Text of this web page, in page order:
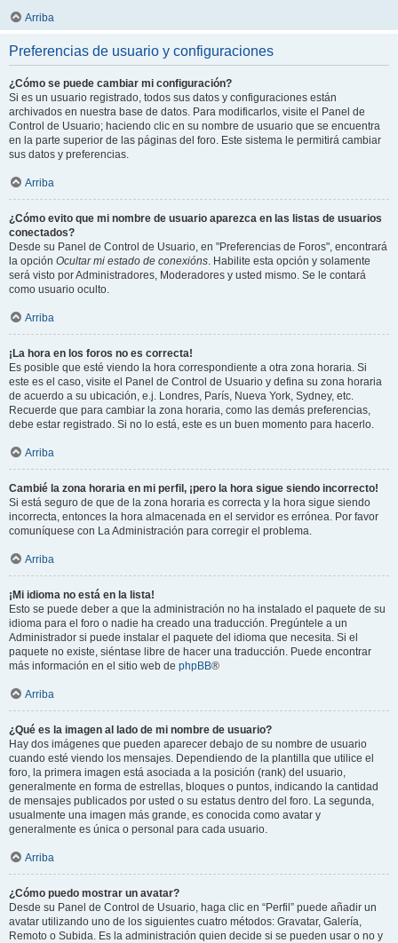
Arriba
Preferencias de usuario y configuraciones
¿Cómo se puede cambiar mi configuración?
Si es un usuario registrado, todos sus datos y configuraciones están
archivados en nuestra base de datos. Para modificarlos, visite el Panel de
Control de Usuario; haciendo clic en su nombre de usuario que se encuentra
en la parte superior de las páginas del foro. Este sistema le permitirá cambiar
sus datos y preferencias.
Arriba
¿Cómo evito que mi nombre de usuario aparezca en las listas de usuarios
conectados?
Desde su Panel de Control de Usuario, en "Preferencias de Foros", encontrará
la opción Ocultar mi estado de conexións. Habilite esta opción y solamente
será visto por Administradores, Moderadores y usted mismo. Se le contará
como usuario oculto.
Arriba
¡La hora en los foros no es correcta!
Es posible que esté viendo la hora correspondiente a otra zona horaria. Si
este es el caso, visite el Panel de Control de Usuario y defina su zona horaria
de acuerdo a su ubicación, e.j. Londres, París, Nueva York, Sydney, etc.
Recuerde que para cambiar la zona horaria, como las demás preferencias,
debe estar registrado. Si no lo está, este es un buen momento para hacerlo.
Arriba
Cambié la zona horaria en mi perfil, ¡pero la hora sigue siendo incorrecto!
Si está seguro de que de la zona horaria es correcta y la hora sigue siendo
incorrecta, entonces la hora almacenada en el servidor es errónea. Por favor
comuníquese con La Administración para corregir el problema.
Arriba
¡Mi idioma no está en la lista!
Esto se puede deber a que la administración no ha instalado el paquete de su
idioma para el foro o nadie ha creado una traducción. Pregúntele a un
Administrador si puede instalar el paquete del idioma que necesita. Si el
paquete no existe, siéntase libre de hacer una traducción. Puede encontrar
más información en el sitio web de phpBB®
Arriba
¿Qué es la imagen al lado de mi nombre de usuario?
Hay dos imágenes que pueden aparecer debajo de su nombre de usuario
cuando esté viendo los mensajes. Dependiendo de la plantilla que utilice el
foro, la primera imagen está asociada a la posición (rank) del usuario,
generalmente en forma de estrellas, bloques o puntos, indicando la cantidad
de mensajes publicados por usted o su estatus dentro del foro. La segunda,
usualmente una imagen más grande, es conocida como avatar y
generalmente es única o personal para cada usuario.
Arriba
¿Cómo puedo mostrar un avatar?
Desde su Panel de Control de Usuario, haga clic en “Perfil” puede añadir un
avatar utilizando uno de los siguientes cuatro métodos: Gravatar, Galería,
Remoto o Subida. Es la administración quien decide si se pueden usar o no y